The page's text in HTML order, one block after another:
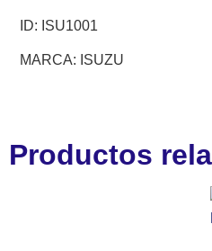
ID: ISU1001
MARCA: ISUZU
Productos